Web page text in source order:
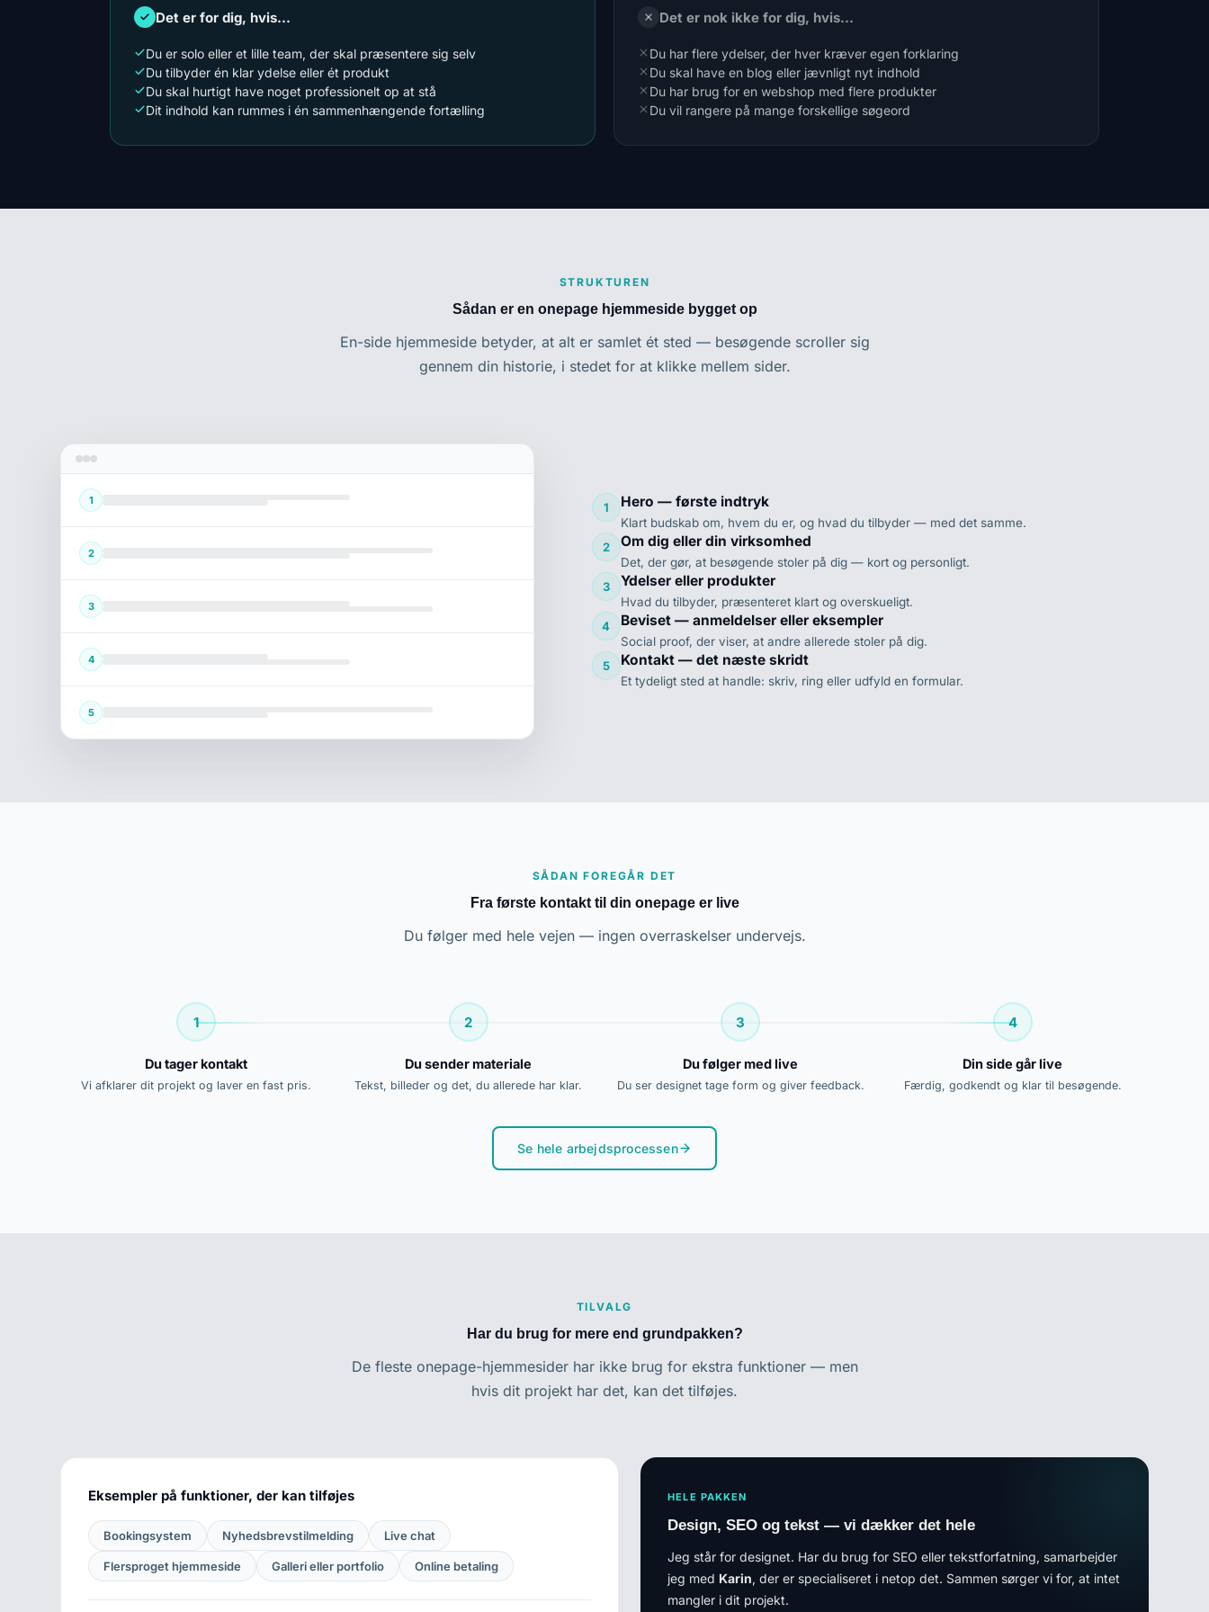
Det er for dig, hvis...
Du er solo eller et lille team, der skal præsentere sig selv
Du tilbyder én klar ydelse eller ét produkt
Du skal hurtigt have noget professionelt op at stå
Dit indhold kan rummes i én sammenhængende fortælling
Det er nok ikke for dig, hvis...
Du har flere ydelser, der hver kræver egen forklaring
Du skal have en blog eller jævnligt nyt indhold
Du har brug for en webshop med flere produkter
Du vil rangere på mange forskellige søgeord
STRUKTUREN
Sådan er en onepage hjemmeside bygget op
En-side hjemmeside betyder, at alt er samlet ét sted — besøgende scroller sig
gennem din historie, i stedet for at klikke mellem sider.
1
2
3
4
5
1 Hero — første indtryk
Klart budskab om, hvem du er, og hvad du tilbyder — med det samme.
2
Om dig eller din virksomhed
Det, der gør, at besøgende stoler på dig — kort og personligt.
3
Ydelser eller produkter
Hvad du tilbyder, præsenteret klart og overskueligt.
4
Beviset — anmeldelser eller eksempler
Social proof, der viser, at andre allerede stoler på dig.
5
Kontakt — det næste skridt
Et tydeligt sted at handle: skriv, ring eller udfyld en formular.
SÅDAN FOREGÅR DET
Fra første kontakt til din onepage er live
Du følger med hele vejen — ingen overraskelser undervejs.
1
Du tager kontakt
Vi afklarer dit projekt og laver en fast pris.
2
Du sender materiale
Tekst, billeder og det, du allerede har klar.
3
Du følger med live
Du ser designet tage form og giver feedback.
4
Din side går live
Færdig, godkendt og klar til besøgende.
Se hele arbejdsprocessen
TILVALG
Har du brug for mere end grundpakken?
De fleste onepage-hjemmesider har ikke brug for ekstra funktioner — men
hvis dit projekt har det, kan det tilføjes.
Eksempler på funktioner, der kan tilføjes
Bookingsystem Nyhedsbrevstilmelding Live chat
Flersproget hjemmeside Galleri eller portfolio Online betaling
HELE PAKKEN
Design, SEO og tekst — vi dækker det hele
Jeg står for designet. Har du brug for SEO eller tekstforfatning, samarbejder
jeg med Karin, der er specialiseret i netop det. Sammen sørger vi for, at intet
mangler i dit projekt.